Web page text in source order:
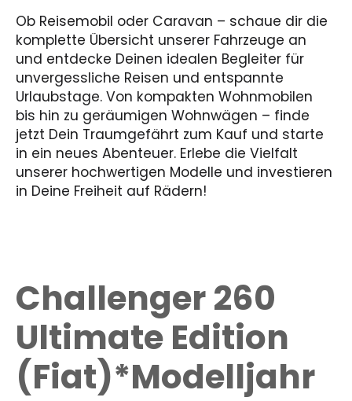
Ob Reisemobil oder Caravan – schaue dir die
komplette Übersicht unserer Fahrzeuge an
und entdecke Deinen idealen Begleiter für
unvergessliche Reisen und entspannte
Urlaubstage. Von kompakten Wohnmobilen
bis hin zu geräumigen Wohnwägen – finde
jetzt Dein Traumgefährt zum Kauf und starte
in ein neues Abenteuer. Erlebe die Vielfalt
unserer hochwertigen Modelle und investieren
in Deine Freiheit auf Rädern!
Challenger 260
Ultimate Edition
(Fiat)*Modelljahr